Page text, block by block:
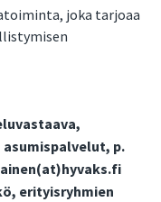
joka tarjoaa
p.
erityisryhmien